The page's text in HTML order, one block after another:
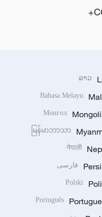
ລາວ
Bahasa Melayu
Монгол
မြန်မာဘာသာ
नेपाली
فارسی
Polski
Português